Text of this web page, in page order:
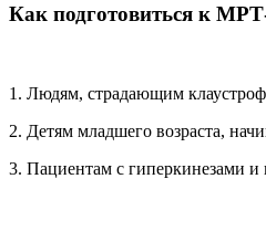
Как подготовиться к
1. Людям, страдающим
2. Детям младшего возраста,
3. Пациентам с гиперкинезами